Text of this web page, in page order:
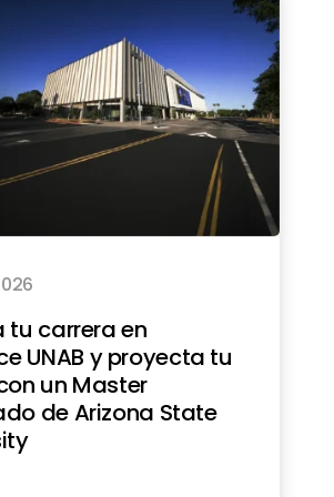
tu carrera en
UNAB y proyecta tu
un Master
de Arizona State